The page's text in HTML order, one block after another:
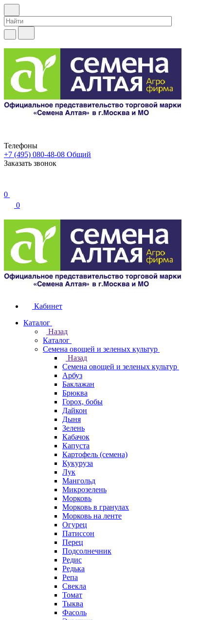
Телефоны
+7 (495) 080-48-08 Общий
Заказать звонок
0
0
Кабинет
Каталог
Назад
Каталог
Семена овощей и зеленых культур
Назад
Семена овощей и зеленых культур
Арбуз
Баклажан
Брюква
Горох, бобы
Дайкон
Дыня
Зелень
Кабачок
Капуста
Картофель (семена)
Кукуруза
Лук
Мангольд
Микрозелень
Морковь
Морковь в гранулах
Морковь на ленте
Огурец
Патиссон
Перец
Подсолнечник
Редис
Редька
Репа
Свекла
Томат
Тыква
Фасоль